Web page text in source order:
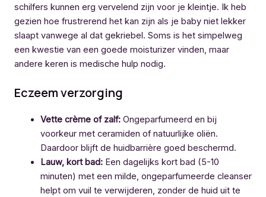
schilfers kunnen erg vervelend zijn voor je kleintje. Ik heb
gezien hoe frustrerend het kan zijn als je baby niet lekker
slaapt vanwege al dat gekriebel. Soms is het simpelweg
een kwestie van een goede moisturizer vinden, maar
andere keren is medische hulp nodig.
Eczeem verzorging
Vette crème of zalf:Ongeparfumeerd en bij
voorkeur met ceramiden of natuurlijke oliën.
Daardoor blijft de huidbarrière goed beschermd.
Lauw, kort bad:Een dagelijks kort bad (5-10
minuten) met een milde, ongeparfumeerde cleanser
helpt om vuil te verwijderen, zonder de huid uit te